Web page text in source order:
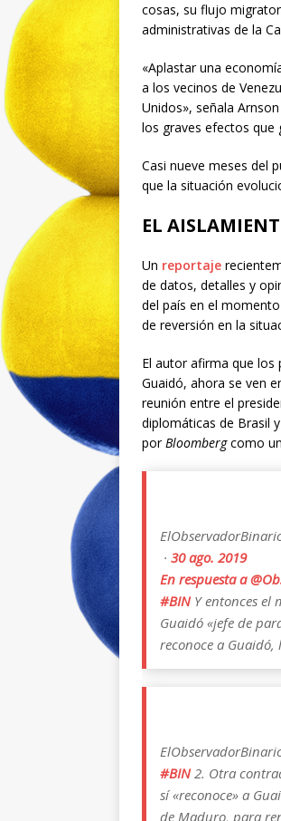
cosas, su flujo
administrativas de la
«Aplastar una
a los vecinos de
Unidos», señala
los graves efectos que
Casi nueve meses del
que la situación
EL
Un reportaje
de datos, detalles y
del país en el
de reversión en la
El autor afirma que los
Guaidó, ahora se ven
reunión entre el
diplomáticas de Brasil
porBloombergcomo
· 30 ago. 2019
En respuesta a
#BINY entonces el
Guaidó «jefe de
reconoce a Guaidó,
#BIN2. Otra
sí «reconoce» a
de Maduro, para